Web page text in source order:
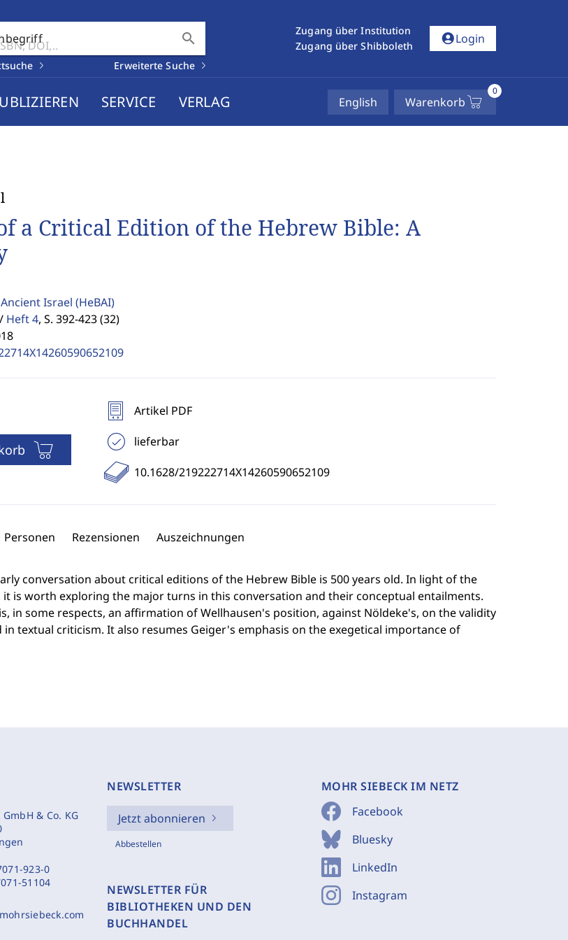
search
Erweiterte Suche
Zugang über Institution
Zugang über Shibboleth
account_circleLogin
SERVICE VERLAG English Warenkorb
0
a Critical Edition of the Hebrew Bible: A
Israel (HeBAI)
Heft 4, S. 392-423 (32)
Artikel PDF
lieferbar
10.1628/219222714X14260590652109
Personen Rezensionen Auszeichnungen
conversation about critical editions of the Hebrew Bible is 500 years old. In light of the
it is worth exploring the major turns in this conversation and their conceptual entailments.
in some respects, an affirmation of Wellhausen's position, against Nöldeke's, on the validity
textual criticism. It also resumes Geiger's emphasis on the exegetical importance of
& Co. KG
923-0
51104
NEWSLETTER
Jetzt abonnieren
Abbestellen
NEWSLETTER FÜR
BIBLIOTHEKEN UND DEN
BUCHHANDEL
MOHR SIEBECK IM NETZ
Facebook
Bluesky
LinkedIn
Instagram